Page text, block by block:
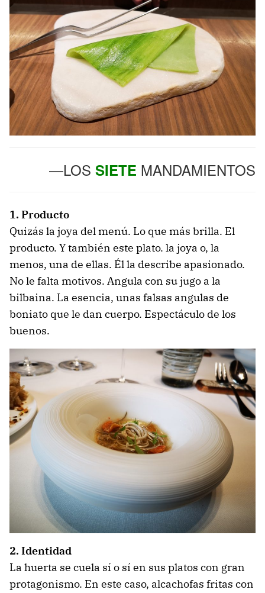
—LOS SIETE MANDAMIENTOS
1. Producto
Quizás la joya del menú. Lo que más brilla. El
producto. Y también este plato. la joya o, la
menos, una de ellas. Él la describe apasionado.
No le falta motivos. Angula con su jugo a la
bilbaina. La esencia, unas falsas angulas de
boniato que le dan cuerpo. Espectáculo de los
buenos.
2. Identidad
La huerta se cuela sí o sí en sus platos con gran
protagonismo. En este caso, alcachofas fritas con